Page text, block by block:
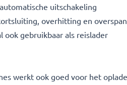
uitschakeling
overhitting en
ook gebruikbaar als reislader
werkt ook goed voor het